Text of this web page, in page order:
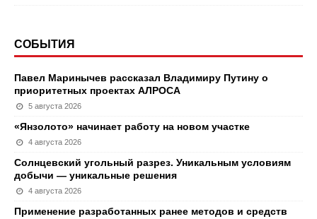
СОБЫТИЯ
Павел Маринычев рассказал Владимиру Путину о
приоритетных проектах АЛРОСА
5 августа 2026
«Янзолото» начинает работу на новом участке
4 августа 2026
Солнцевский угольный разрез. Уникальным условиям
добычи — уникальные решения
4 августа 2026
Применение разработанных ранее методов и средств